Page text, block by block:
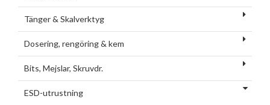
Tänger & Skalverktyg
Dosering, rengöring & kem
Bits, Mejslar, Skruvdr.
ESD-utrustning